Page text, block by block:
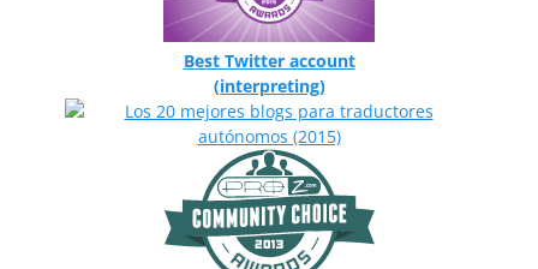
Best Twitter account
(interpreting)